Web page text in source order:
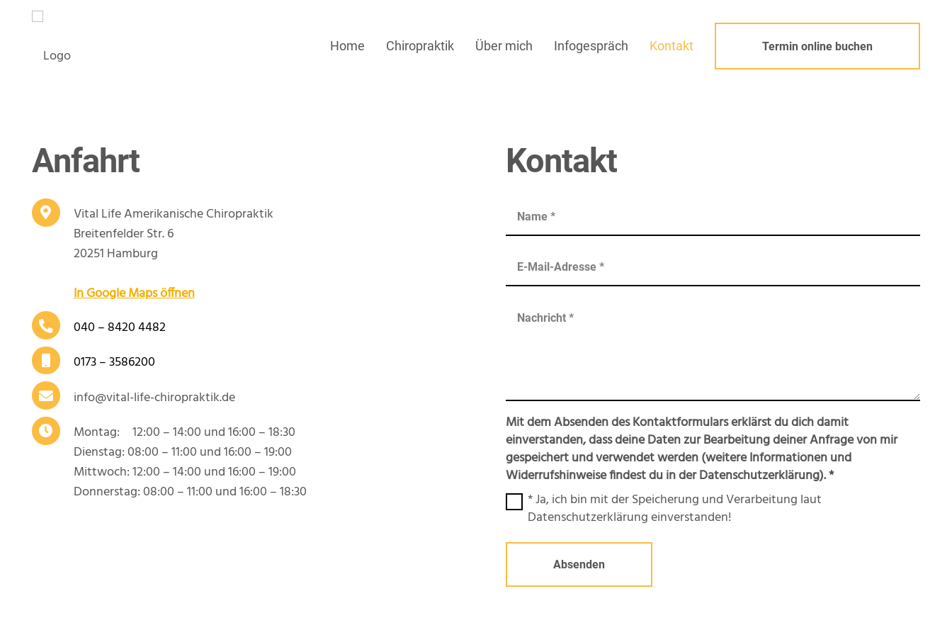
Home Chiropraktik Über mich Infogespräch Kontakt Termin online buchen
Anfahrt
Vital Life Amerikanische Chiropraktik
Breitenfelder Str. 6
20251 Hamburg
In Google Maps öffnen
040 – 8420 4482
0173 – 3586200
info@vital-life-chiropraktik.de
Montag: 12:00 – 14:00 und 16:00 – 18:30
Dienstag: 08:00 – 11:00 und 16:00 – 19:00
Mittwoch: 12:00 – 14:00 und 16:00 – 19:00
Donnerstag: 08:00 – 11:00 und 16:00 – 18:30
Kontakt
Mit dem Absenden des Kontaktformulars erklärst du dich damit
einverstanden, dass deine Daten zur Bearbeitung deiner Anfrage von mir
gespeichert und verwendet werden (weitere Informationen und
Widerrufshinweise findest du in der Datenschutzerklärung).*
* Ja, ich bin mit der Speicherung und Verarbeitung laut
Datenschutzerklärung einverstanden!
Absenden